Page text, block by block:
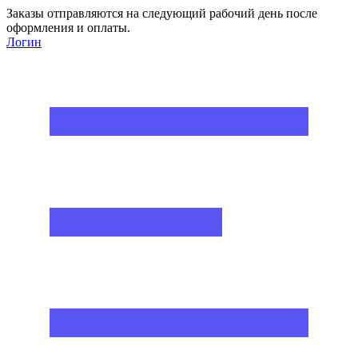
Заказы отправляются на следующий рабочий день после
оформления и оплаты.
Логин